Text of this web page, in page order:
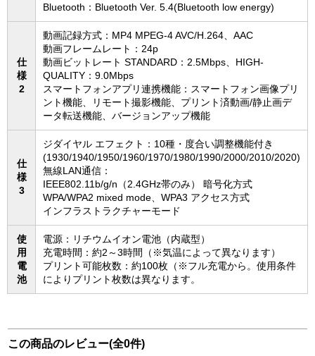
Bluetooth：Bluetooth Ver. 5.4(Bluetooth low energy)
仕
様
2
動画記録方式：MP4 MPEG-4 AVC/H.264、AAC
動画フレームレート：24p
動画ビットレート STANDARD：2.5Mbps、HIGH-
QUALITY：9.0Mbps
スマートフォンアプリ連携機能：スマートフォン画像プリ
ント機能、リモート撮影機能、プリント済動画/静止画デ
ータ転送機能、バージョンアップ機能
仕
様
3
ジダイヤル エフェクト：10種・度合い調整機能付き
(1930/1940/1950/1960/1970/1980/1990/2000/2010/2020)
無線LAN通信：
IEEE802.11b/g/n（2.4GHz帯のみ） 暗号化方式
WPA/WPA2 mixed mode、WPA3 アクセス方式
インフラストラクチャーモード
使
用
電
池
電源：リチウムイオン電池（内蔵型）
充電時間：約2～3時間（※気温によって異なります）
プリント可能枚数：約100枚（※フル充電から。使用条件
によりプリント枚数は異なります。
この商品のレビュー(全0件)